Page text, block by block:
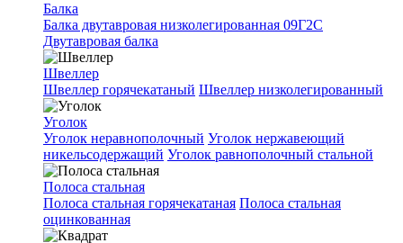
Балка
Балка двутавровая низколегированная 09Г2С
Двутавровая балка
Швеллер
Швеллер горячекатаный Швеллер низколегированный
Уголок
Уголок неравнополочный Уголок нержавеющий
никельсодержащий Уголок равнополочный стальной
Полоса стальная
Полоса стальная горячекатаная Полоса стальная
оцинкованная